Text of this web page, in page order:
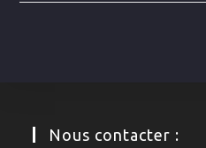
Nous contacter :